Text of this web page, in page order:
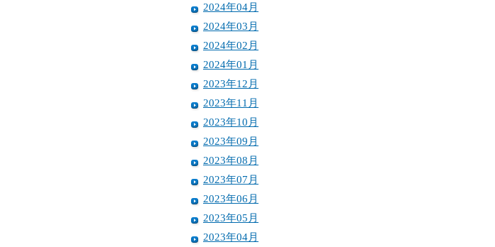
2024年04月
2024年03月
2024年02月
2024年01月
2023年12月
2023年11月
2023年10月
2023年09月
2023年08月
2023年07月
2023年06月
2023年05月
2023年04月